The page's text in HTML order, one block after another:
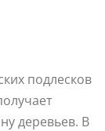
подлесков
деревьев. В